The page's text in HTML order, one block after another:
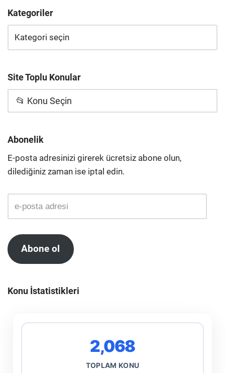
Kategoriler
Site Toplu Konular
📂 Konu Seçin
Abonelik
E-posta adresinizi girerek ücretsiz abone olun,
dilediğiniz zaman ise iptal edin.
Abone ol
Konu İstatistikleri
2,068
TOPLAM KONU